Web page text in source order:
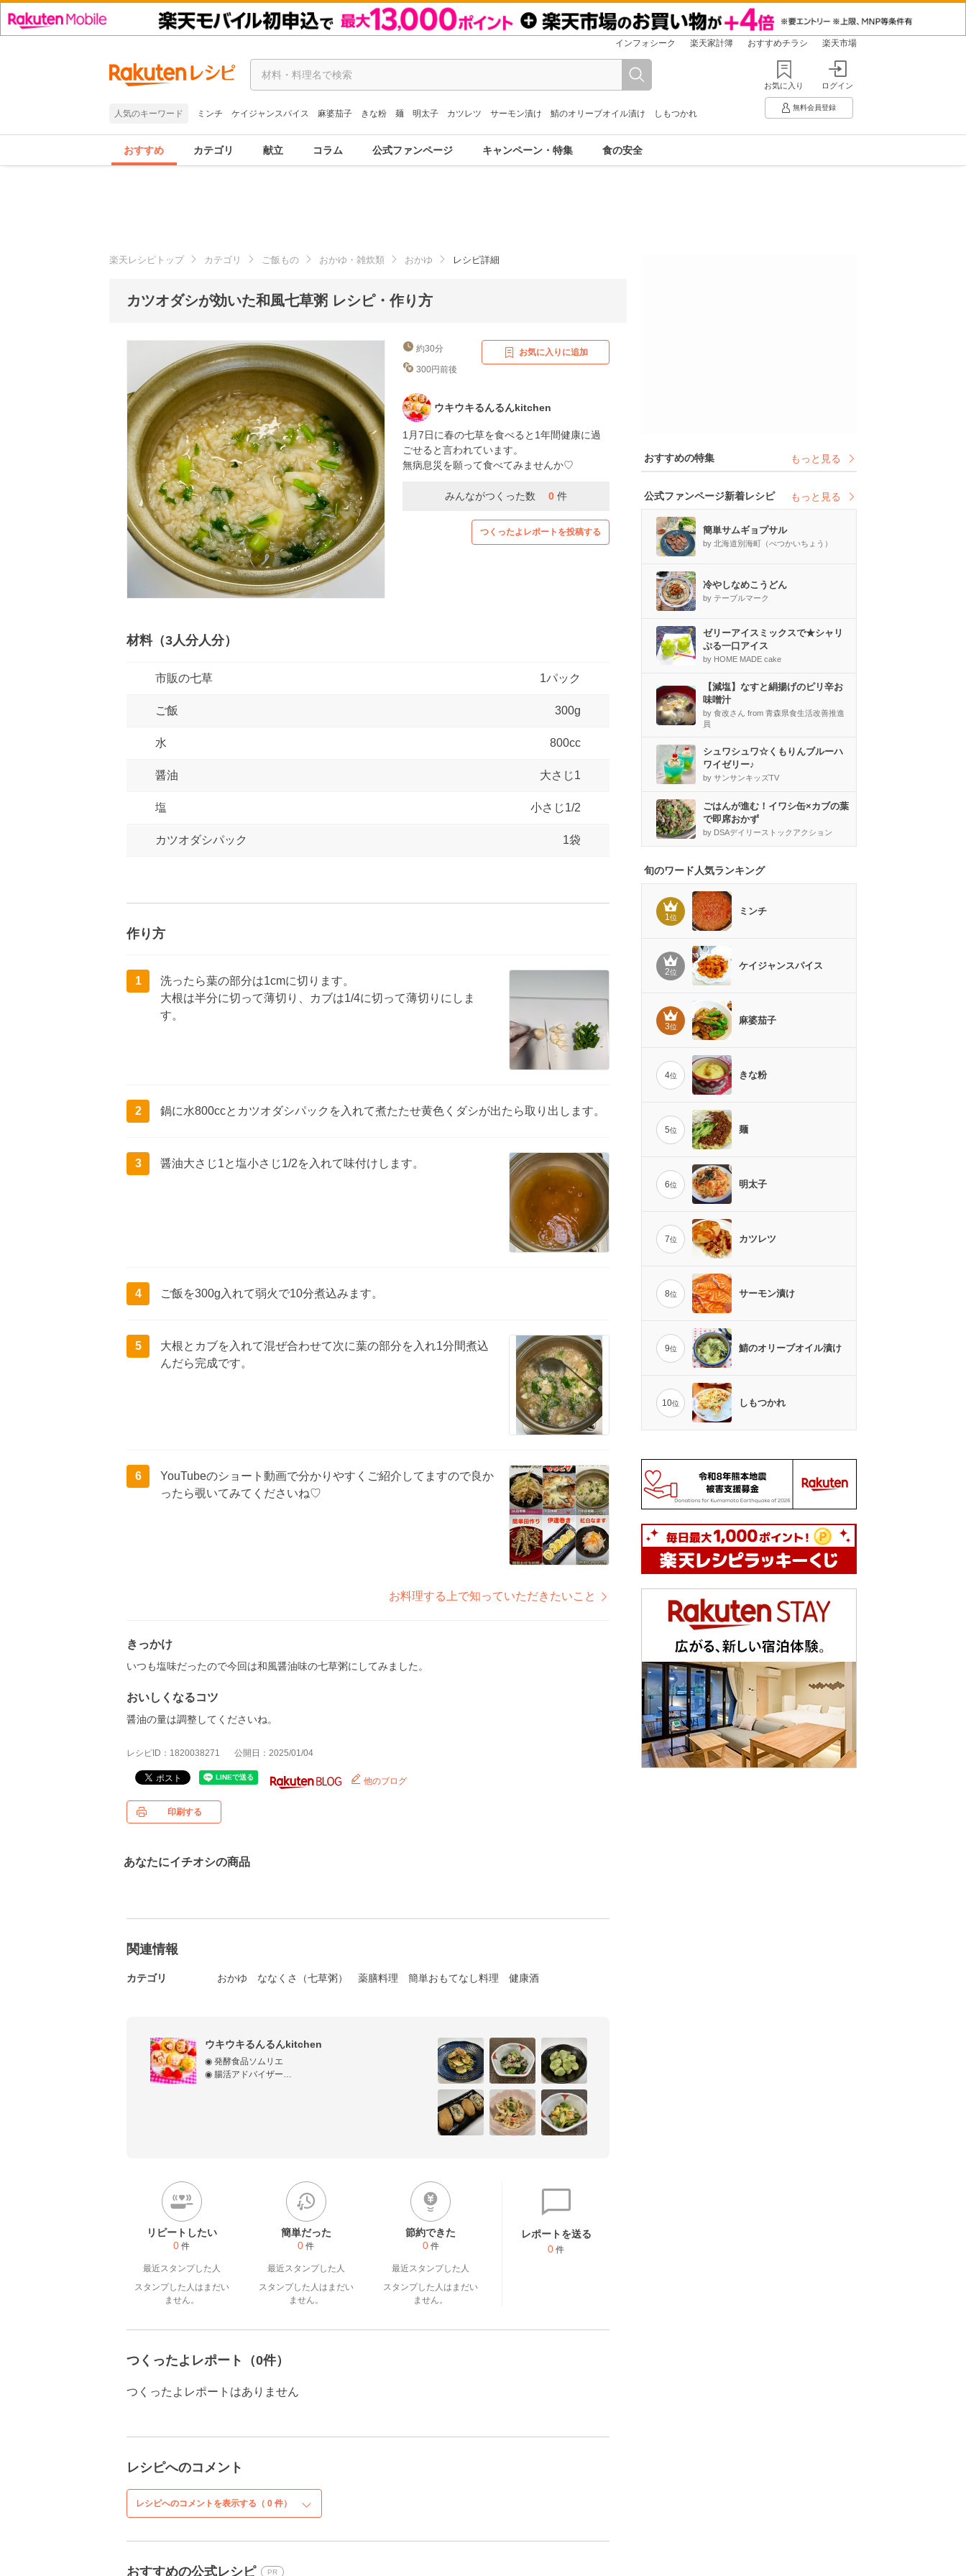
インフォシーク 楽天家計簿 おすすめチラシ 楽天市場
人気のキーワード ミンチ ケイジャンスパイス 麻婆茄子 きな粉 麺 明太子 カツレツ サーモン漬け 鯖のオリーブオイル漬け しもつかれ
お気に入り ログイン
無料会員登録
おすすめ カテゴリ 献立 コラム 公式ファンページ キャンペーン・特集 食の安全
楽天レシピトップ カテゴリ ご飯もの おかゆ・雑炊類 おかゆ レシピ詳細
カツオダシが効いた和風七草粥 レシピ・作り方
約30分
300円前後
お気に入りに追加
ウキウキるんるんkitchen
1月7日に春の七草を食べると1年間健康に過
ごせると言われています。
無病息災を願って食べてみませんか♡
みんながつくった数 0 件
つくったよレポートを投稿する
材料（3人分人分）
市販の七草 1パック
ご飯 300g
水 800cc
醤油 大さじ1
塩 小さじ1/2
カツオダシパック 1袋
作り方
1
洗ったら葉の部分は1cmに切ります。
大根は半分に切って薄切り、カブは1/4に切って薄切りにしま
す。
2 鍋に水800ccとカツオダシパックを入れて煮たたせ黄色くダシが出たら取り出します。
3 醤油大さじ1と塩小さじ1/2を入れて味付けします。
4 ご飯を300g入れて弱火で10分煮込みます。
5
大根とカブを入れて混ぜ合わせて次に葉の部分を入れ1分間煮込
んだら完成です。
6
YouTubeのショート動画で分かりやすくご紹介してますので良か
ったら覗いてみてくださいね♡
お料理する上で知っていただきたいこと
きっかけ
いつも塩味だったので今回は和風醤油味の七草粥にしてみました。
おいしくなるコツ
醤油の量は調整してくださいね。
レシピID：1820038271 公開日：2025/01/04
他のブログ
印刷する
あなたにイチオシの商品
関連情報
カテゴリ おかゆ ななくさ（七草粥） 薬膳料理 簡単おもてなし料理 健康酒
ウキウキるんるんkitchen
◉ 発酵食品ソムリエ
◉ 腸活アドバイザー
リピートしたい
0 件
最近スタンプした人
スタンプした人はまだい
ません。
簡単だった
0 件
最近スタンプした人
スタンプした人はまだい
ません。
節約できた
0 件
最近スタンプした人
スタンプした人はまだい
ません。
レポートを送る
0 件
つくったよレポート（0件）
つくったよレポートはありません
レシピへのコメント
レシピへのコメントを表示する（ 0 件）
おすすめの公式レシピ PR
おすすめの特集 もっと見る
公式ファンページ新着レシピ もっと見る
簡単サムギョプサル
by 北海道別海町（べつかいちょう）
冷やしなめこうどん
by テーブルマーク
ゼリーアイスミックスで★シャリ
ぷる一口アイス
by HOME MADE cake
【減塩】なすと絹揚げのピリ辛お
味噌汁
by 食改さん from 青森県食生活改善推進
員
シュワシュワ☆くもりんブルーハ
ワイゼリー♪
by サンサンキッズTV
ごはんが進む！イワシ缶×カブの葉
で即席おかず
by DSAデイリーストックアクション
旬のワード人気ランキング
1位
ミンチ
2位
ケイジャンスパイス
3位
麻婆茄子
4位 きな粉
5位 麺
6位 明太子
7位 カツレツ
8位 サーモン漬け
9位 鯖のオリーブオイル漬け
10位 しもつかれ